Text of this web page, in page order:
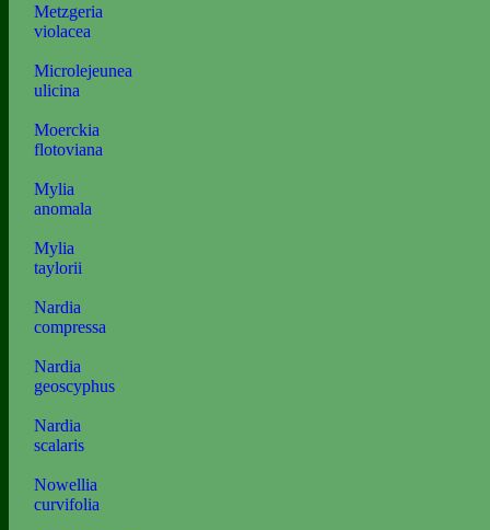
Metzgeria
violacea
Microlejeunea
ulicina
Moerckia
flotoviana
Mylia
anomala
Mylia
taylorii
Nardia
compressa
Nardia
geoscyphus
Nardia
scalaris
Nowellia
curvifolia